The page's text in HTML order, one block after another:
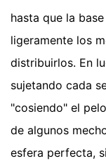
hasta que la
ligeramente los
distribuirlos. En
sujetando cada
"cosiendo" el
de algunos
esfera perfecta,